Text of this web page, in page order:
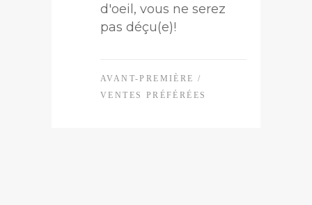
d'oeil, vous ne serez
pas déçu(e)!
AVANT-PREMIÈRE /
VENTES PRÉFÉRÉES